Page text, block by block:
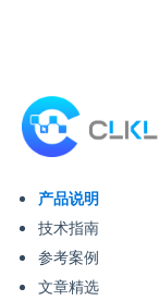
产品说明
技术指南
参考案例
文章精选